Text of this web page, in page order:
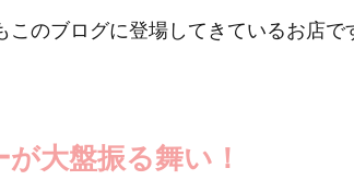
のブログに登場してきているお店で
大盤振る舞い！